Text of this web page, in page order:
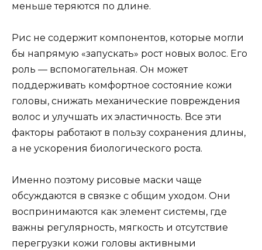
меньше теряются по длине.
Рис не содержит компонентов, которые могли
бы напрямую «запускать» рост новых волос. Его
роль — вспомогательная. Он может
поддерживать комфортное состояние кожи
головы, снижать механические повреждения
волос и улучшать их эластичность. Все эти
факторы работают в пользу сохранения длины,
а не ускорения биологического роста.
Именно поэтому рисовые маски чаще
обсуждаются в связке с общим уходом. Они
воспринимаются как элемент системы, где
важны регулярность, мягкость и отсутствие
перегрузки кожи головы активными